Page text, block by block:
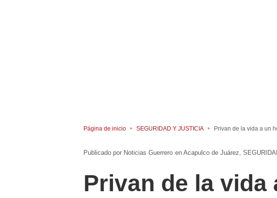
Página de inicio SEGURIDAD Y JUSTICIA Privan de la vida a un
Noticias Guerrero en Acapulco de Juárez
Privan de la vida